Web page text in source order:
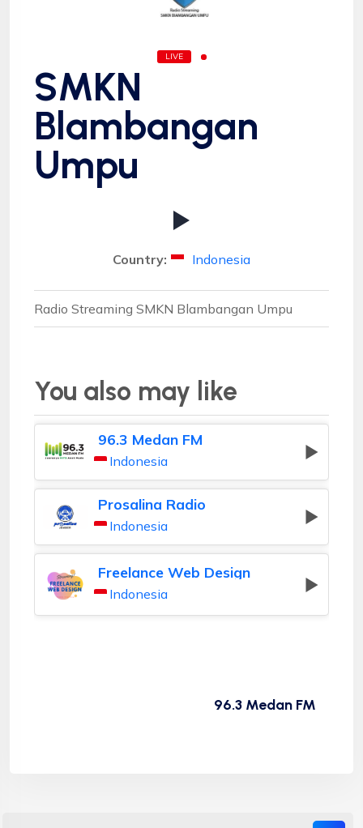
LIVE
SMKN
Blambangan
Umpu
Country: Indonesia
Radio Streaming SMKN Blambangan Umpu
You also may like
96.3 Medan FM
Indonesia
Prosalina Radio
Indonesia
Freelance Web Design
Indonesia
96.3 Medan FM